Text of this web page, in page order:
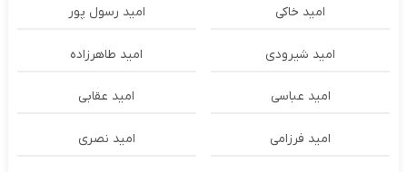
امید خاکی امید رسول پور
امید شیرودی امید طاهرزاده
امید عباسی امید عقابی
امید فرزامی امید نصری